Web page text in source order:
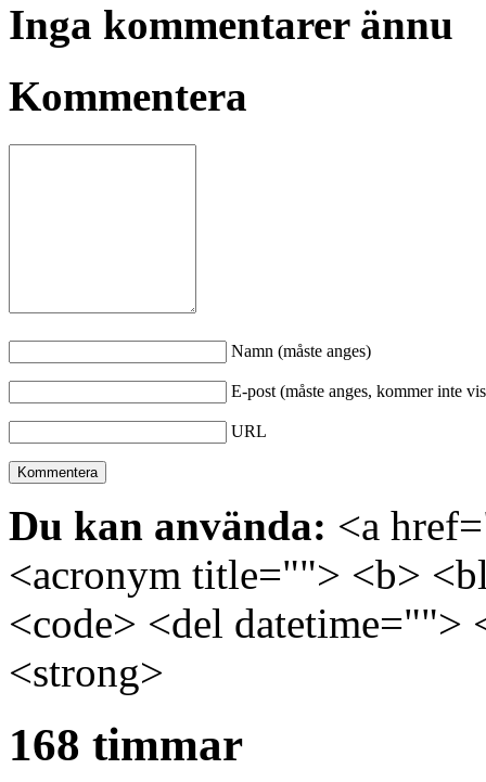
Inga kommentarer ännu
Kommentera
Namn (måste anges)
E-post (måste anges, kommer inte
URL
Du kan använda: <a
<acronym title=""> <b>
<code> <del
<strong>
168 timmar